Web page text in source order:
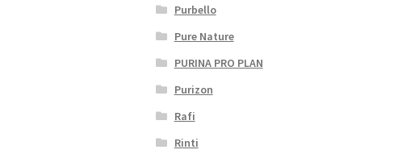
Purbello
Pure Nature
PURINA PRO PLAN
Purizon
Rafi
Rinti